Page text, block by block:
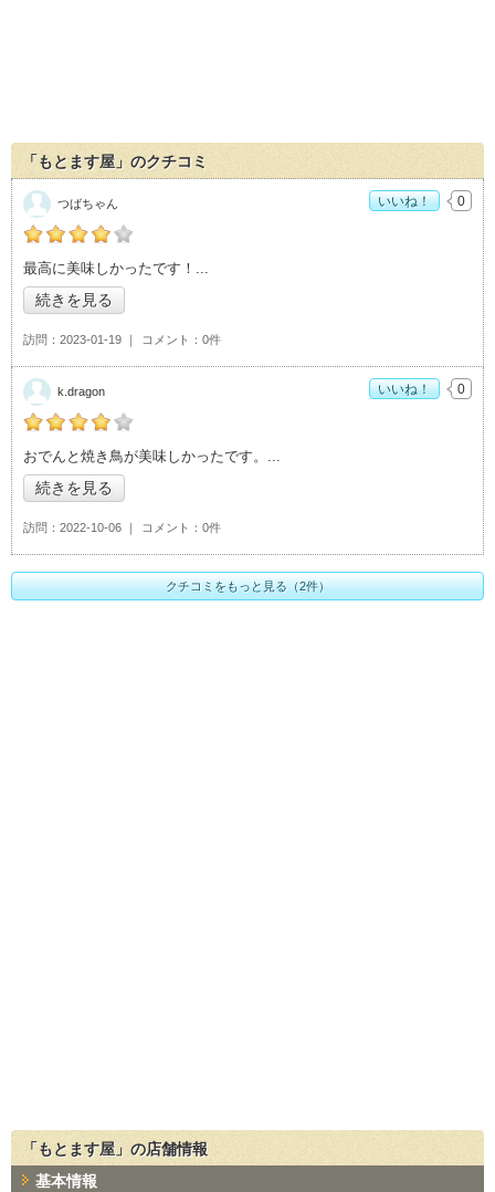
「もとます屋」のクチコミ
の「もとます屋」おすすめ度：
最高に美味しかったです！
続きを見る
訪問 2023-01-19 コメント 0件
つばちゃん いいね！ 0
の「もとます屋」おすすめ度：4
おでんと焼き鳥が美味しかったです。
続きを見る
訪問 2022-10-06 コメント 0件
k.dragon いいね！ 0
クチコミをもっと見る（2件）
「もとます屋」の店舗情報
基本情報